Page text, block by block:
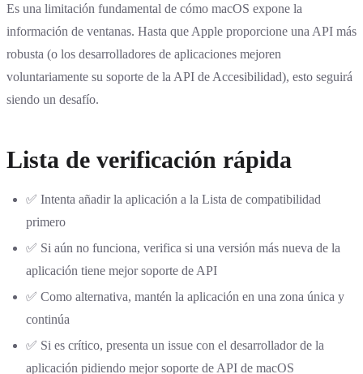
Es una limitación fundamental de cómo macOS expone la
información de ventanas. Hasta que Apple proporcione una API más
robusta (o los desarrolladores de aplicaciones mejoren
voluntariamente su soporte de la API de Accesibilidad), esto seguirá
siendo un desafío.
Lista de verificación rápida
✅ Intenta añadir la aplicación a la Lista de compatibilidad
primero
✅ Si aún no funciona, verifica si una versión más nueva de la
aplicación tiene mejor soporte de API
✅ Como alternativa, mantén la aplicación en una zona única y
continúa
✅ Si es crítico, presenta un issue con el desarrollador de la
aplicación pidiendo mejor soporte de API de macOS